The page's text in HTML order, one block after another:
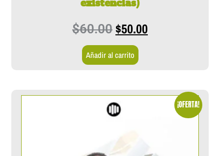
existencias)
$60.00 $50.00
Añadir al carrito
¡OFERTA!